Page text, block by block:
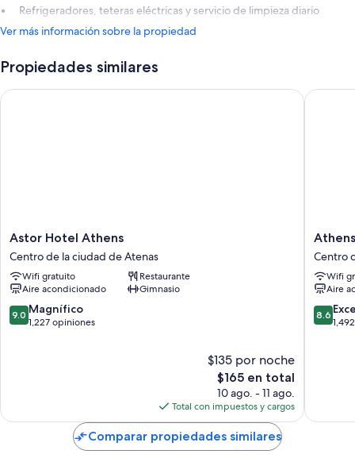
Refrigeradores, teteras eléctricas y servicio de limpieza diario
Ver más información sobre la propiedad
Propiedades similares
Astor
Hotel
Athens
Centro
de
la
ciudad
Astor Hotel Athens
Centro de la ciudad de Atenas
Wifi gratuito
Restaurante
Aire acondicionado
Gimnasio
9.0
de
9.0 Magnífico
1,227 opiniones
$135 por noche
El
precio
actual
es
de
$165
$165 en total
10 ago. - 11 ago.
Total con impuestos y cargos
Astor Hotel Athens
Athens
Tower
Centro
de
la
ciudad
de
Centro
Wifi
Aire
8.6
de
8.6
Athens
Comparar propiedades similares